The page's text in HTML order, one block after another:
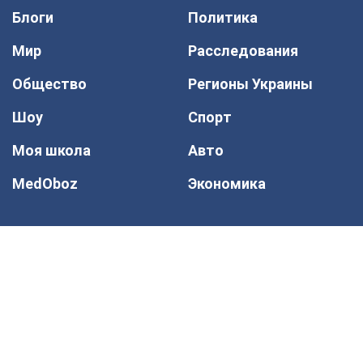
Блоги
Политика
Мир
Расследования
Общество
Регионы Украины
Шоу
Спорт
Моя школа
Авто
MedOboz
Экономика